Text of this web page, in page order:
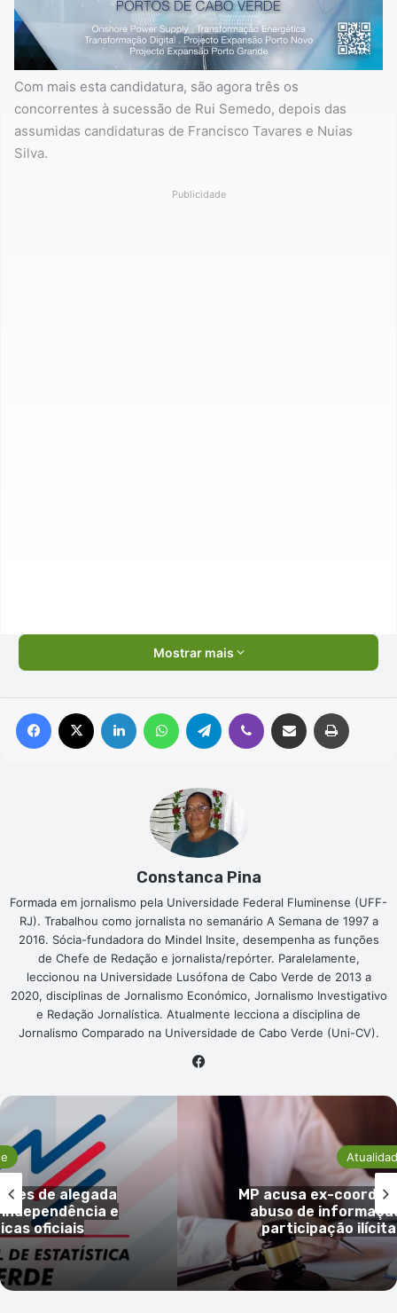
Com mais esta candidatura, são agora três os
concorrentes à sucessão de Rui Semedo, depois das
assumidas candidaturas de Francisco Tavares e Nuias
Silva.
Publicidade
Mostrar mais
Facebook Linkedin WhatsAppTelegram Viber Compartilhar via e-mail
Constanca Pina
Formada em jornalismo pela Universidade Federal Fluminense (UFF-
RJ). Trabalhou como jornalista no semanário A Semana de 1997 a
2016. Sócia-fundadora do Mindel Insite, desempenha as funções
de Chefe de Redação e jornalista/repórter. Paralelamente,
leccionou na Universidade Lusófona de Cabo Verde de 2013 a
2020, disciplinas de Jornalismo Económico, Jornalismo Investigativo
e Redação Jornalística. Atualmente lecciona a disciplina de
Jornalismo Comparado na Universidade de Cabo Verde (Uni-CV).
de alegada
e
oficiais
MP acusa ex-
abuso de
participação ilícita